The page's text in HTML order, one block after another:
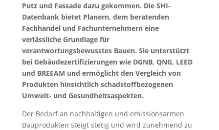
Putz und Fassade dazu gekommen. Die SHI-
Datenbank bietet Planern, dem beratenden
Fachhandel und Fachunternehmern eine
verlässliche Grundlage für
verantwortungsbewusstes Bauen. Sie unterstützt
bei Gebäudezertifizierungen wie DGNB, QNG, LEED
und BREEAM und ermöglicht den Vergleich von
Produkten hinsichtlich schadstoffbezogenen
Umwelt- und Gesundheitsaspekten.
Der Bedarf an nachhaltigen und emissionsarmen
Bauprodukten steigt stetig und wird zunehmend zu